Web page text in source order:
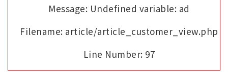
Message: Undefined variable: ad
Filename: article/article_customer_view.php
Line Number: 97